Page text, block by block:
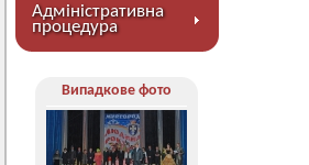
Адміністративна
процедура
Випадкове фото